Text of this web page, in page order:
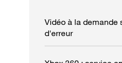
Vidéo à la demande
d'erreur